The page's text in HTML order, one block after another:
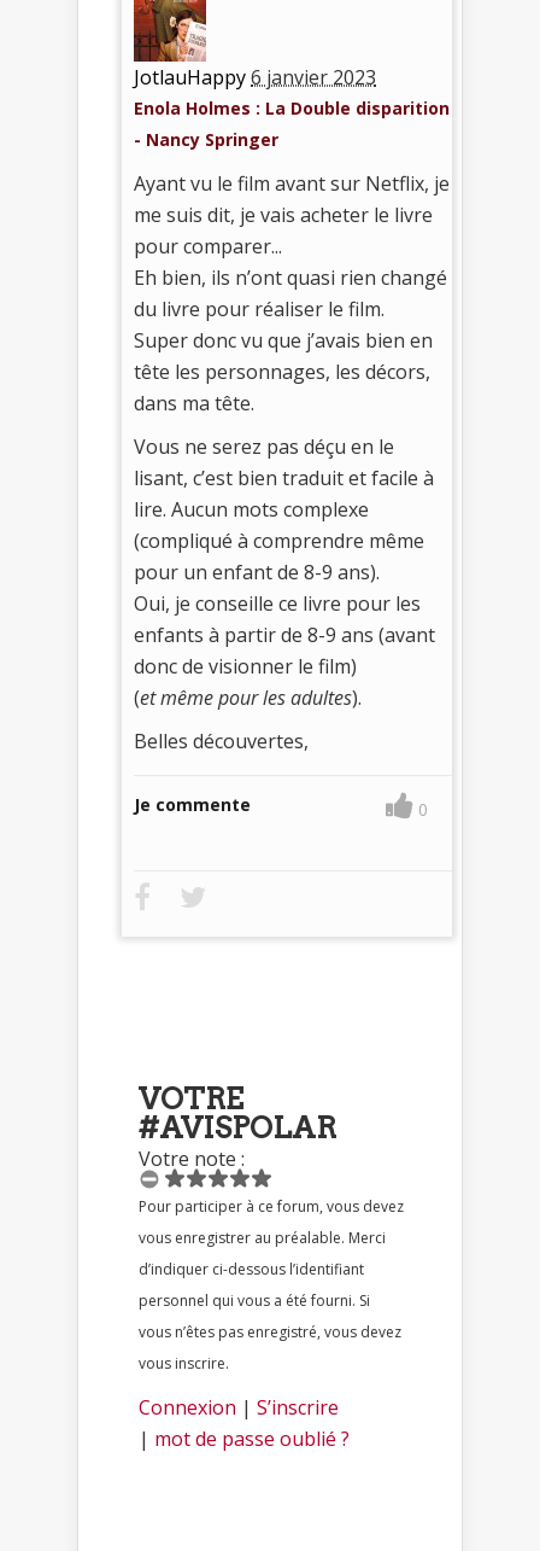
JotlauHappy6 janvier 2023
Enola Holmes : La Double disparition
- Nancy Springer
Ayant vu le film avant sur Netflix, je
me suis dit, je vais acheter le livre
pour comparer...
Eh bien, ils n’ont quasi rien changé
du livre pour réaliser le film.
Super donc vu que j’avais bien en
tête les personnages, les décors,
dans ma tête.
Vous ne serez pas déçu en le
lisant, c’est bien traduit et facile à
lire. Aucun mots complexe
(compliqué à comprendre même
pour un enfant de 8-9 ans).
Oui, je conseille ce livre pour les
enfants à partir de 8-9 ans (avant
donc de visionner le film)
(et même pour les adultes).
Belles découvertes,
Je commente 0
VOTRE
#AVISPOLAR
Votre note :
Pour participer à ce forum, vous devez
vous enregistrer au préalable. Merci
d’indiquer ci-dessous l’identifiant
personnel qui vous a été fourni. Si
vous n’êtes pas enregistré, vous devez
vous inscrire.
Connexion | S’inscrire
| mot de passe oublié ?